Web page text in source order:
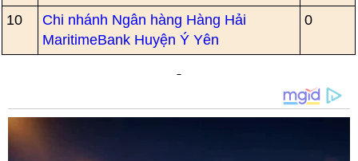
10
Chi nhánh Ngân hàng Hàng Hải
MaritimeBank Huyện Ý Yên
0